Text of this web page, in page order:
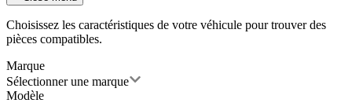
Choisissez les caractéristiques de votre véhicule pour trouver des
pièces compatibles.
Marque
Sélectionner une marque
Modèle